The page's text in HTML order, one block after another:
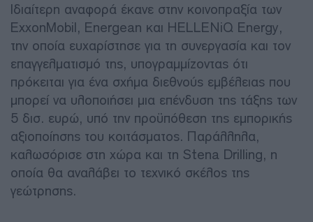
Ιδιαίτερη αναφορά έκανε στην κοινοπραξία των
ExxonMobil, Energean και HELLENiQ Energy,
την οποία ευχαρίστησε για τη συνεργασία και τον
επαγγελματισμό της, υπογραμμίζοντας ότι
πρόκειται για ένα σχήμα διεθνούς εμβέλειας που
μπορεί να υλοποιήσει μια επένδυση της τάξης των
5 δισ. ευρώ, υπό την προϋπόθεση της εμπορικής
αξιοποίησης του κοιτάσματος. Παράλληλα,
καλωσόρισε στη χώρα και τη Stena Drilling, η
οποία θα αναλάβει το τεχνικό σκέλος της
γεώτρησης.